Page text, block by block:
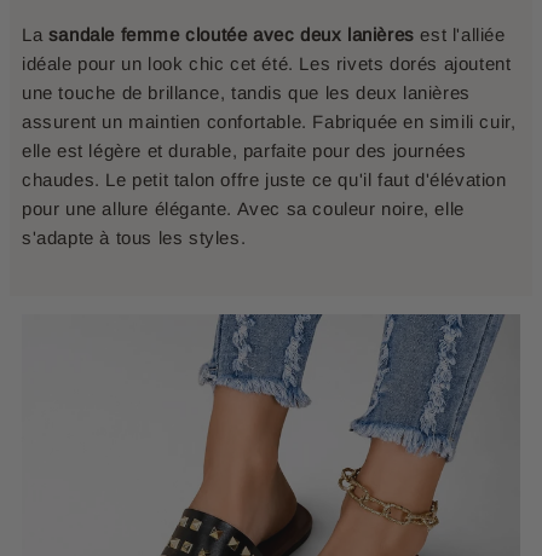
La sandale femme cloutée avec deux lanières est l'alliée
idéale pour un look chic cet été. Les rivets dorés ajoutent
une touche de brillance, tandis que les deux lanières
assurent un maintien confortable. Fabriquée en simili cuir,
elle est légère et durable, parfaite pour des journées
chaudes. Le petit talon offre juste ce qu'il faut d'élévation
pour une allure élégante. Avec sa couleur noire, elle
s'adapte à tous les styles.